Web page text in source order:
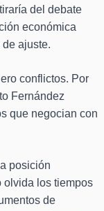
del debate
económica
ajuste.
conflictos. Por
Fernández
que negocian con
posición
olvida los tiempos
de